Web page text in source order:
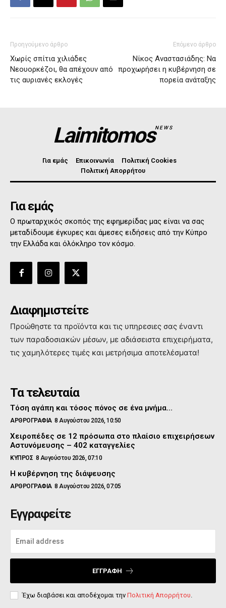
Προηγούμενο άρθρο
Χωρίς σπίτια χιλιάδες
Νεουορκέζοι, θα απέχουν από
τις αυριανές εκλογές
Επόμενο άρθρο
Νίκος Αναστασιάδης: Να
προχωρήσει η κυβέρνηση σε
πορεία ανάταξης
LaimitomosNEWS
Για εμάς Επικοινωνία
Πολιτική Cookies
Πολιτική Απορρήτου
Για εμάς
Ο πρωταρχικός σκοπός της εφημερίδας μας είναι να σας
μεταδίδουμε έγκυρες και άμεσες ειδήσεις από την Κύπρο
την Ελλάδα και όλόκληρο τον κόσμο.
Διαφημιστείτε
Προώθηστε τα προϊόντα και τις υπηρεσιες σας έναντι
των παραδοσιακών μέσων, με αδιάσειστα επιχειρήματα,
τις χαμηλότερες τιμές και μετρήσιμα αποτελέσματα!
Τα τελευταία
Τόση αγάπη και τόσος πόνος σε ένα μνήμα…
ΑΡΘΡΟΓΡΑΦΙΑ 8 Αυγούστου 2026, 10:50
Χειροπέδες σε 12 πρόσωπα στο πλαίσιο επιχειρήσεων
Αστυνόμευσης – 402 καταγγελίες
ΚΥΠΡΟΣ 8 Αυγούστου 2026, 07:10
Η κυβέρνηση της διάψευσης
ΑΡΘΡΟΓΡΑΦΙΑ 8 Αυγούστου 2026, 07:05
Εγγραφείτε
ΕΓΓΡΑΦΉ
Έχω διαβάσει και αποδέχομαι την Πολιτική Απορρήτου.